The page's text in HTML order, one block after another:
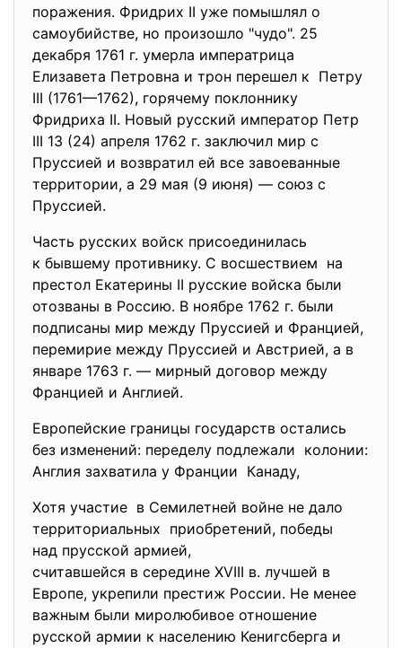
поражения. Фридрих II уже помышлял о
самоубийстве, но произошло "чудо". 25
декабря 1761 г. умерла императрица
Елизавета Петровна и трон перешел к Петру
III (1761—1762), горячему поклоннику
Фридриха II. Новый русский император Петр
III 13 (24) апреля 1762 г. заключил мир с
Пруссией и возвратил ей все завоеванные
территории, а 29 мая (9 июня) — союз с
Пруссией.
Часть русских войск присоединилась
к бывшему противнику. С восшествием на
престол Екатерины II русские войска были
отозваны в Россию. В ноябре 1762 г. были
подписаны мир между Пруссией и Францией,
перемирие между Пруссией и Австрией, а в
январе 1763 г. — мирный договор между
Францией и Англией.
Европейские границы государств остались
без изменений: переделу подлежали колонии:
Англия захватила у Франции Канаду,
Хотя участие в Семилетней войне не дало
территориальных приобретений, победы
над прусской армией,
считавшейся в середине XVIII в. лучшей в
Европе, укрепили престиж России. Не менее
важным были миролюбивое отношение
русской армии к населению Кенигсберга и